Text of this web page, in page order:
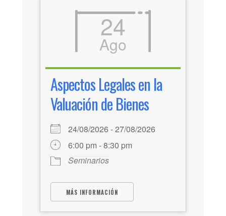
24
Ago
Aspectos Legales en la
Valuación de Bienes
24/08/2026 - 27/08/2026
6:00 pm - 8:30 pm
Seminarios
MÁS INFORMACIÓN